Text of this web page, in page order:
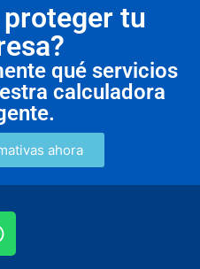
tu
qué servicios
calculadora
ahora